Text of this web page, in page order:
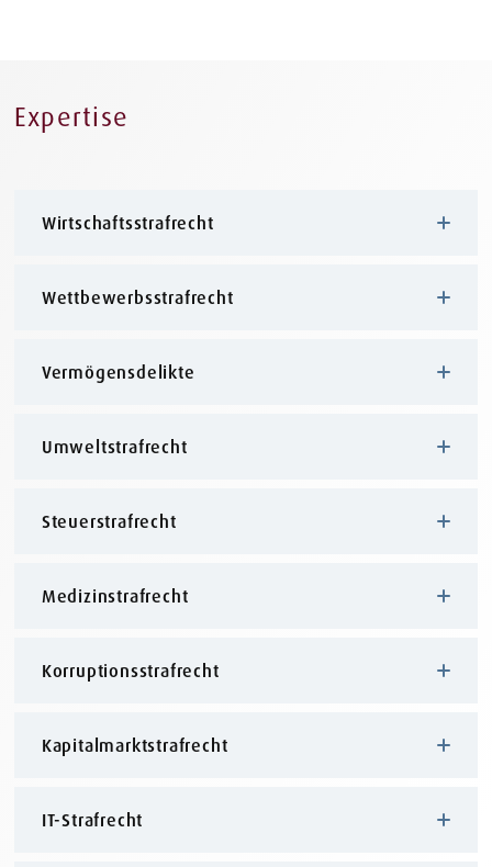
Expertise
Wirtschaftsstrafrecht
Wettbewerbsstrafrecht
Vermögensdelikte
Umweltstrafrecht
Steuerstrafrecht
Medizinstrafrecht
Korruptionsstrafrecht
Kapitalmarktstrafrecht
IT-Strafrecht